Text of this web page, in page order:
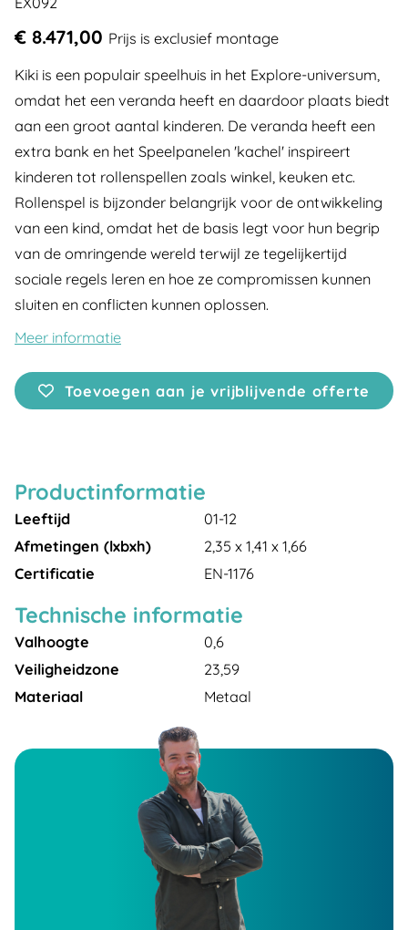
€ 8.471,00 Prijs is exclusief montage
Kiki is een populair speelhuis in het Explore-universum,
omdat het een veranda heeft en daardoor plaats biedt
aan een groot aantal kinderen. De veranda heeft een
extra bank en het Speelpanelen 'kachel' inspireert
kinderen tot rollenspellen zoals winkel, keuken etc.
Rollenspel is bijzonder belangrijk voor de ontwikkeling
van een kind, omdat het de basis legt voor hun begrip
van de omringende wereld terwijl ze tegelijkertijd
sociale regels leren en hoe ze compromissen kunnen
sluiten en conflicten kunnen oplossen.
Meer informatie
Toevoegen aan je vrijblijvende offerte
Productinformatie
Leeftijd
01-12
Afmetingen (lxbxh)
2,35 x 1,41 x 1,66
Certificatie
EN-1176
Technische informatie
Valhoogte
0,6
Veiligheidzone
23,59
Materiaal
Metaal